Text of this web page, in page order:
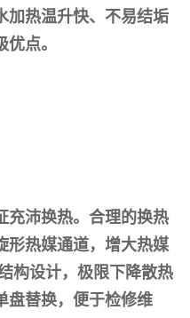
加热温升快、不易结垢
点。
充沛换热。合理的换热
形热媒通道，增大热媒
构设计，极限下降散热
盘替换，便于检修维